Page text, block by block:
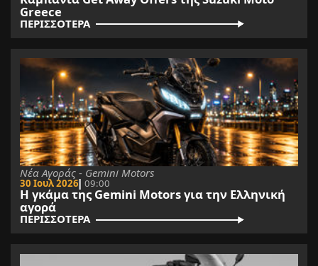
Greece
ΠΕΡΙΣΣΟΤΕΡΑ
Νέα Αγοράς - Gemini Μotors
30 Ιουλ 2026 09:00
Η γκάμα της Gemini Motors για την Ελληνική
αγορά
ΠΕΡΙΣΣΟΤΕΡΑ